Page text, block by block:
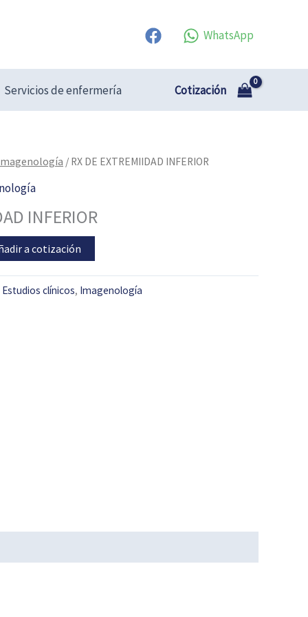
WhatsApp
Servicios de enfermería Cotización
/ RX DE EXTREMIIDAD INFERIOR
INFERIOR
a cotización
Estudios clínicos, Imagenología